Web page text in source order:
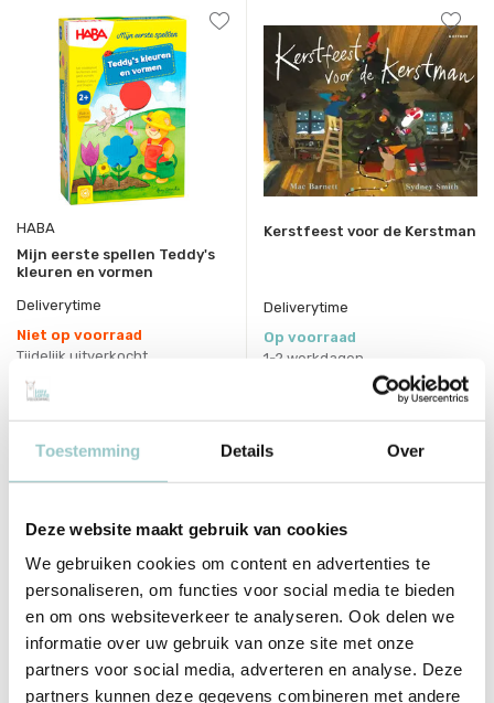
Toestemming Details Over
Deze website maakt gebruik van cookies
We gebruiken cookies om content en advertenties te
personaliseren, om functies voor social media te bieden
en om ons websiteverkeer te analyseren. Ook delen we
informatie over uw gebruik van onze site met onze
partners voor social media, adverteren en analyse. Deze
partners kunnen deze gegevens combineren met andere
HABA
Mijn eerste spellen Teddy's
kleuren en vormen
Deliverytime
Niet op voorraad
Tijdelijk uitverkocht
14,99
Incl. btw
Bekijken
Kerstfeest voor de Kerstman
Deliverytime
Op voorraad
1-2 werkdagen